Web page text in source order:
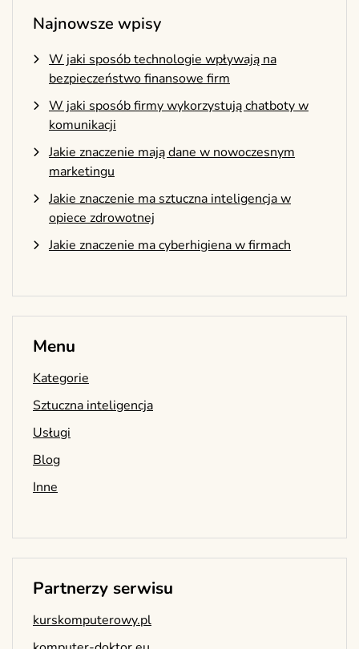
Najnowsze wpisy
W jaki sposób technologie wpływają na
bezpieczeństwo finansowe firm
W jaki sposób firmy wykorzystują chatboty w
komunikacji
Jakie znaczenie mają dane w nowoczesnym
marketingu
Jakie znaczenie ma sztuczna inteligencja w
opiece zdrowotnej
Jakie znaczenie ma cyberhigiena w firmach
Menu
Kategorie
Sztuczna inteligencja
Usługi
Blog
Inne
Partnerzy serwisu
kurskomputerowy.pl